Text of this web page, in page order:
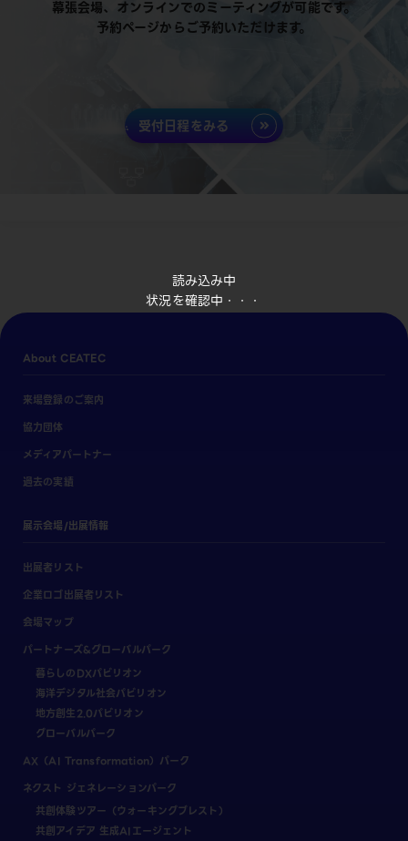
読み込み中
状況を確認中・・・
幕張会場、オンラインでのミーティングが可能です。
予約ページからご予約いただけます。
受付日程をみる
About CEATEC
来場登録のご案内
協力団体
メディアパートナー
過去の実績
展示会場/出展情報
出展者リスト
企業ロゴ出展者リスト
会場マップ
パートナーズ&グローバルパーク
暮らしのDXパビリオン
海洋デジタル社会パビリオン
地方創生2.0パビリオン
グローバルパーク
AX（AI Transformation）パーク
ネクスト ジェネレーションパーク
共創体験ツアー（ウォーキングブレスト）
共創アイデア 生成AIエージェント